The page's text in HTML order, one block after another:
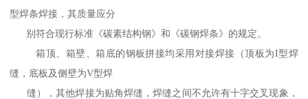
型焊条焊接，其质量应分
别符合现行标准《碳素结构钢》和《碳钢焊条》的规定。
箱顶、箱壁、箱底的钢板拼接均采用对接焊接（顶板为I型焊
缝，底板及侧壁为V型焊
缝），其他焊接为贴角焊缝，焊缝之间不允许有十字交叉现象，